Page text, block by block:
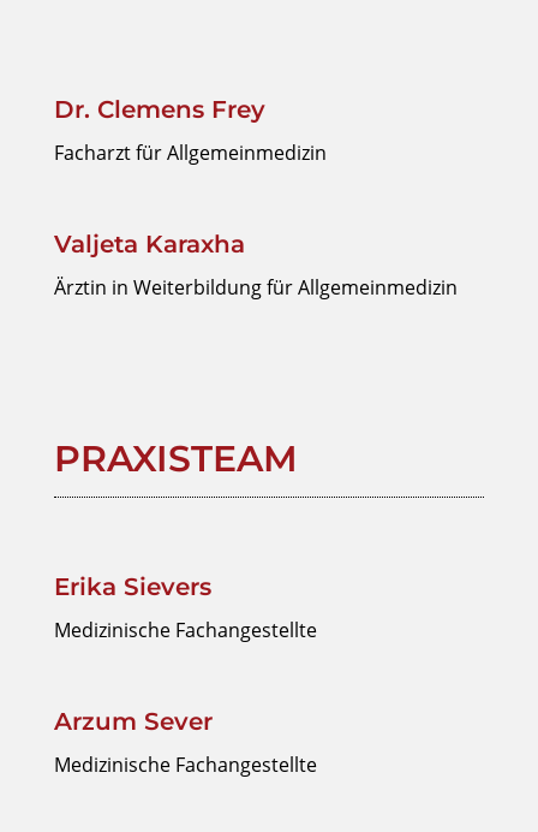
Dr. Clemens Frey
Facharzt für Allgemeinmedizin
Valjeta Karaxha
Ärztin in Weiterbildung für Allgemeinmedizin
PRAXISTEAM
Erika Sievers
Medizinische Fachangestellte
Arzum Sever
Medizinische Fachangestellte